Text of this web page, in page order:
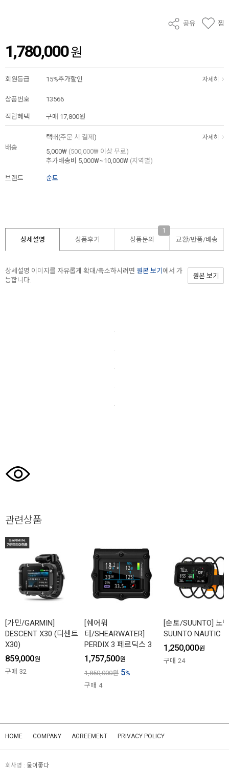
공유 찜
1,780,000원
회원등급 15%추가할인 자세히
상품번호 13566
적립혜택 구매 17,800원
배송
택배(주문 시 결제 ) 자세히
5,000₩ (500,000₩ 이상 무료)
추가배송비
5,000₩~10,000₩ (지역별)
브랜드 순토
상세설명 상품후기 상품문의
1
교환/반품/배송
상세설명 이미지를 자유롭게 확대/축소하시려면 원본 보기 에서 가
능합니다.
원본 보기